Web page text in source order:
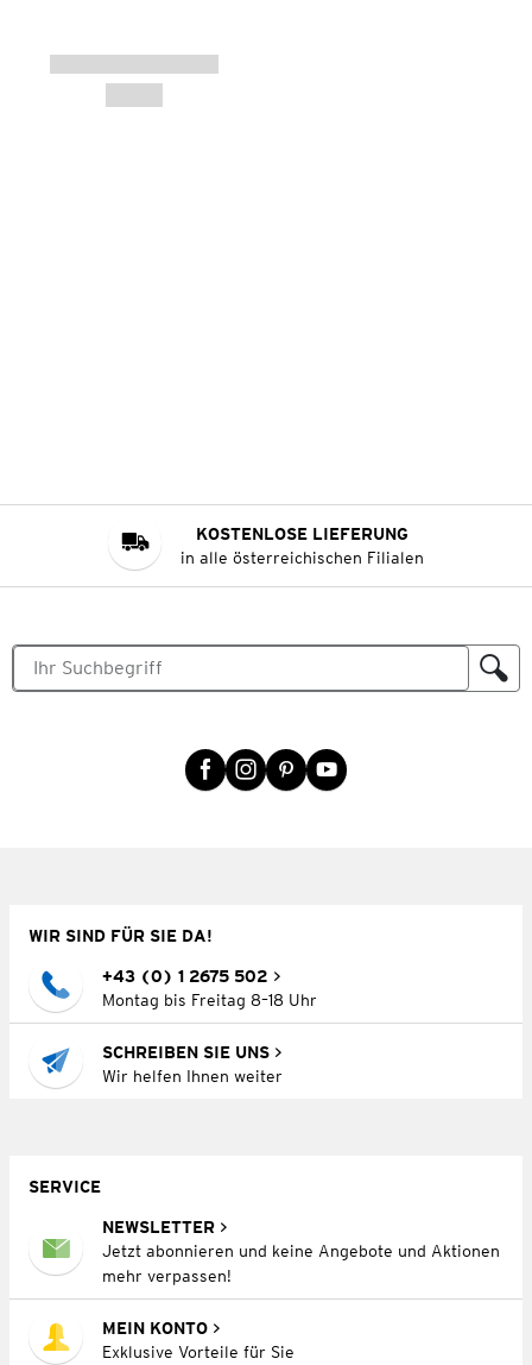
KOSTENLOSE LIEFERUNG
in alle österreichischen Filialen
WIR SIND FÜR SIE DA!
+43 (0) 1 2675 502
Montag bis Freitag 8–18 Uhr
SCHREIBEN SIE UNS
Wir helfen Ihnen weiter
SERVICE
NEWSLETTER
Jetzt abonnieren und keine Angebote und Aktionen
mehr verpassen!
MEIN KONTO
Exklusive Vorteile für Sie